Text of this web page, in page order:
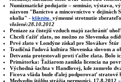
Numizmatické podujatie – seminár, výstava,
názvom "Baníctvo a mincovníctvo v dejinách
okolia" - kliknite, výmenné stretnutie
vložené:28.10.2012
Peniaze za čistejší vzduch majú zachrániť
Chceli ťažiť zlato, no možno zo Slovenska
Prvé zlato v Londýne získal pre Slovákov Štúr
Tradičná ľudová kultúra Slovenska slovom a
Detvania protestovali proti ťažbe zlata. Bolo
Primátorka: Ťažiarom zanikla licencia na
Východná šachta v Handlovej, kde zomrelo
Ficova vláda bude ďalej podporovať stratové
Medvediu štôlňu strážia permoníci, 17.8.2012